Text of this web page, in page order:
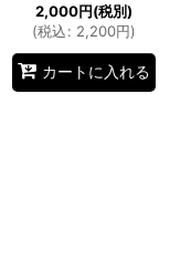
2,000円(税別)
(税込: 2,200円)
カートに入れる